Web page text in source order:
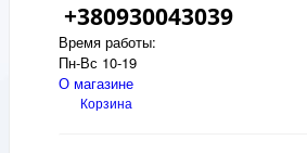
+380930043039
Время работы:
Пн-Вс 10-19
О магазине
Корзина